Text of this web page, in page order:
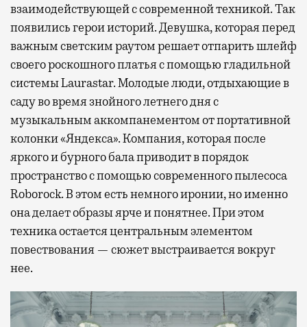
взаимодействующей с современной техникой. Так
появились герои историй. Девушка, которая перед
важным светским раутом решает отпарить шлейф
своего роскошного платья с помощью гладильной
системы Laurastar. Молодые люди, отдыхающие в
саду во время знойного летнего дня с
музыкальным аккомпанементом от портативной
колонки «Яндекса». Компания, которая после
яркого и бурного бала приводит в порядок
пространство с помощью современного пылесоса
Roborock. В этом есть немного иронии, но именно
она делает образы ярче и понятнее. При этом
техника остается центральным элементом
повествования — сюжет выстраивается вокруг
нее.